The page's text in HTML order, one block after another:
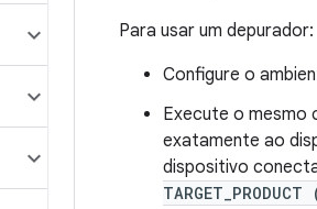
Para usar um depurador:
Configure o
Execute o mesmo
exatamente ao
dispositivo